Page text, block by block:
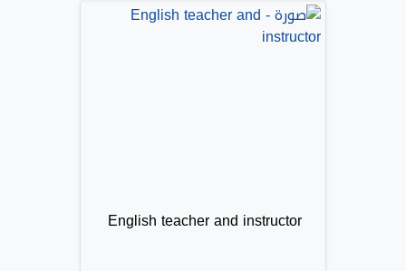
English teacher and instructor